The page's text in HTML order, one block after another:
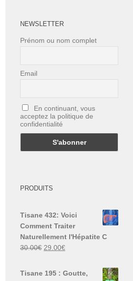
NEWSLETTER
Prénom ou nom complet
Email
En continuant, vous
acceptez la politique de
confidentialité
PRODUITS
Tisane 432: Voici
Comment Traiter
Naturellement l'Hépatite C
30.00€ Le
29.00€Le
Tisane 195 : Goutte,